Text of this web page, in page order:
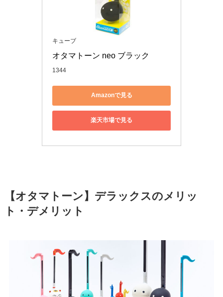
キューブ
オタマトーン neo ブラック
1344
Amazonで見る
楽天市場で見る
【オタマトーン】デラックスのメリッ
ト・デメリット